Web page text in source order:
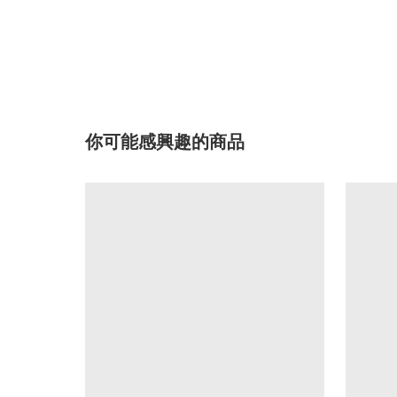
你可能感興趣的商品